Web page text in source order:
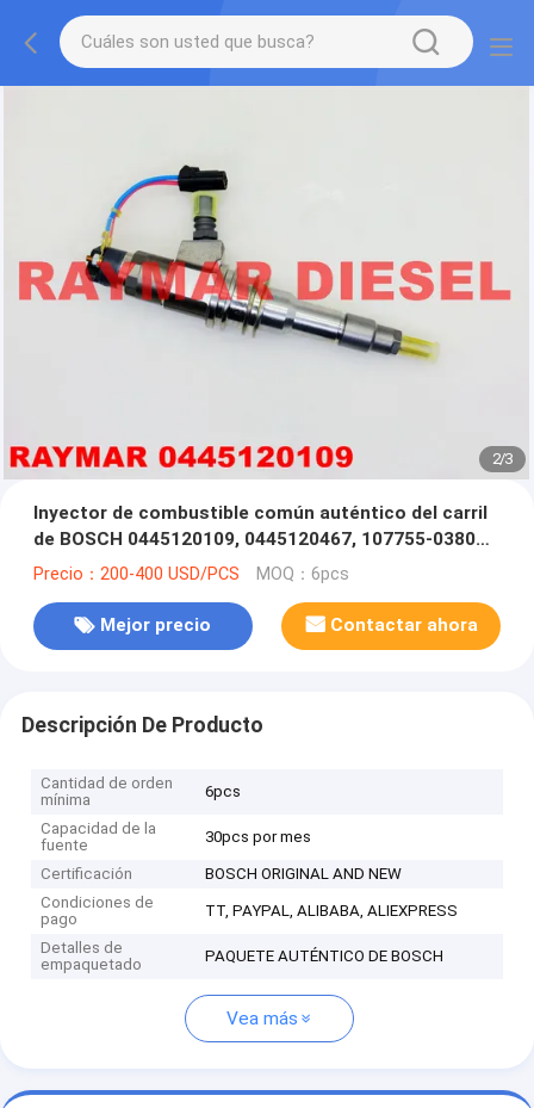
2/3
Inyector de combustible común auténtico del carril
de BOSCH 0445120109, 0445120467, 107755-0380
para MITSUBISHI FUSO 6M70 ME358536, ME357728
Precio：200-400 USD/PCS MOQ：6pcs
Mejor precio Contactar ahora
Descripción De Producto
Cantidad de orden
mínima
6pcs
Capacidad de la
fuente
30pcs por mes
Certificación
BOSCH ORIGINAL AND NEW
Condiciones de
pago
TT, PAYPAL, ALIBABA, ALIEXPRESS
Detalles de
empaquetado
PAQUETE AUTÉNTICO DE BOSCH
Vea más